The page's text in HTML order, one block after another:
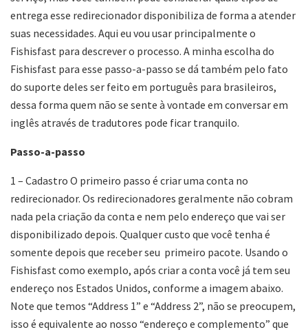
entrega esse redirecionador disponibiliza de forma a atender
suas necessidades. Aqui eu vou usar principalmente o
Fishisfast para descrever o processo. A minha escolha do
Fishisfast para esse passo-a-passo se dá também pelo fato
do suporte deles ser feito em português para brasileiros,
dessa forma quem não se sente à vontade em conversar em
inglês através de tradutores pode ficar tranquilo.
Passo-a-passo
1 – Cadastro O primeiro passo é criar uma conta no
redirecionador. Os redirecionadores geralmente não cobram
nada pela criação da conta e nem pelo endereço que vai ser
disponibilizado depois. Qualquer custo que você tenha é
somente depois que receber seu primeiro pacote. Usando o
Fishisfast como exemplo, após criar a conta você já tem seu
endereço nos Estados Unidos, conforme a imagem abaixo.
Note que temos “Address 1” e “Address 2”, não se preocupem,
isso é equivalente ao nosso “endereço e complemento” que